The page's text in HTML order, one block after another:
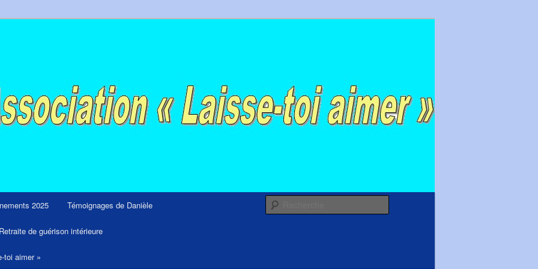
2025 Témoignages de Danièle
Retraite de guérison intérieure
toi aimer »